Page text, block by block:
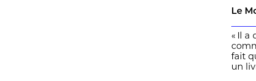
Lui,
jour
Chili
(…)
sur
elle
Le
« Il a
fait
un